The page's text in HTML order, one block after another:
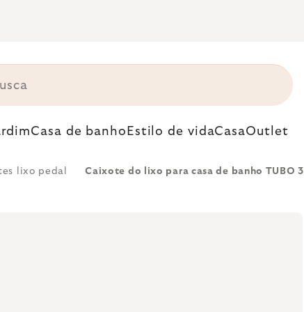
Casa de banho Estilo de vidaCasaOutlet
lixo pedal Caixote do lixo para casa de banho TUBO